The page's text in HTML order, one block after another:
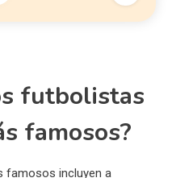
futbolistas
famosos?
famosos incluyen a